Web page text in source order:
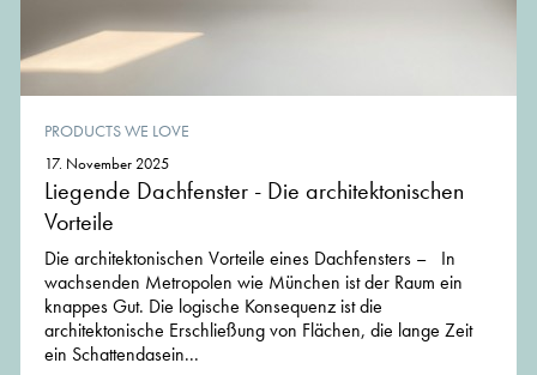
PRODUCTS WE LOVE
17. November 2025
Liegende Dachfenster - Die architektonischen
Vorteile
Die architektonischen Vorteile eines Dachfensters – In
wachsenden Metropolen wie München ist der Raum ein
knappes Gut. Die logische Konsequenz ist die
architektonische Erschließung von Flächen, die lange Zeit
ein Schattendasein...